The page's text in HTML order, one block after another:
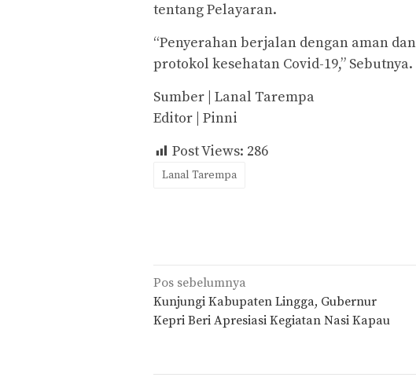
tentang Pelayaran.
“Penyerahan berjalan dengan aman
protokol kesehatan Covid-19,” Sebutnya.
Sumber | Lanal Tarempa
Editor | Pinni
Post Views: 286
Lanal Tarempa
Navigasi
pos
Pos sebelumnya
Kunjungi Kabupaten Lingga, Gubernur
Kepri Beri Apresiasi Kegiatan Nasi Kapau